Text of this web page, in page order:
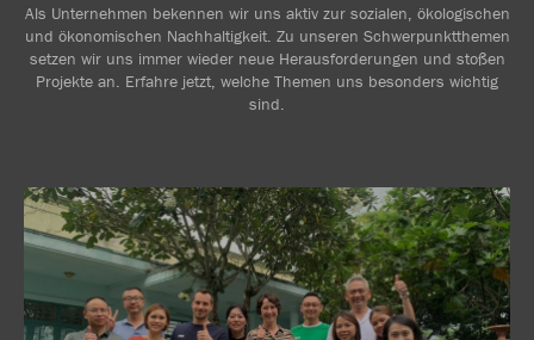
Als Unternehmen bekennen wir uns aktiv zur sozialen, ökologischen
und ökonomischen Nachhaltigkeit. Zu unseren Schwerpunktthemen
setzen wir uns immer wieder neue Herausforderungen und stoßen
Projekte an. Erfahre jetzt, welche Themen uns besonders wichtig
sind.